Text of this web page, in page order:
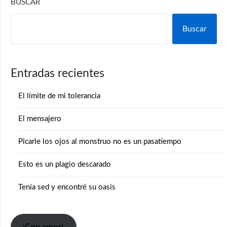
BUSCAR
Buscar
Entradas recientes
El límite de mi tolerancia
El mensajero
Picarle los ojos al monstruo no es un pasatiempo
Esto es un plagio descarado
Tenía sed y encontré su oasis